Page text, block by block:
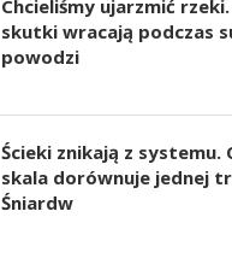
Chcieliśmy ujarzmić
skutki wracają podczas
powodzi
Ścieki znikają z systemu.
skala dorównuje jednej
Śniardw